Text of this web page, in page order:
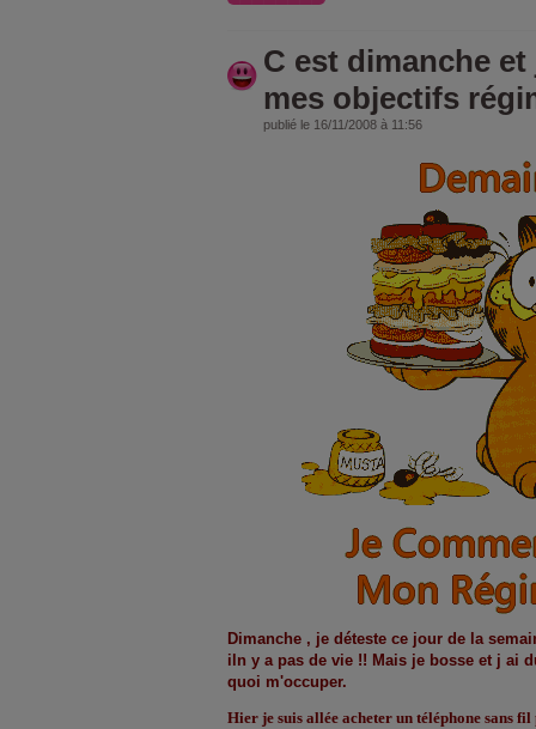
C est dimanche
mes objectifs
publié le 16/11/2008 à 11:56
Dimanche , je déteste ce jour de la
iln y a pas de vie !! Mais je bosse et j ai
quoi m'occuper.
Hier je suis allée acheter un téléphone sans fil